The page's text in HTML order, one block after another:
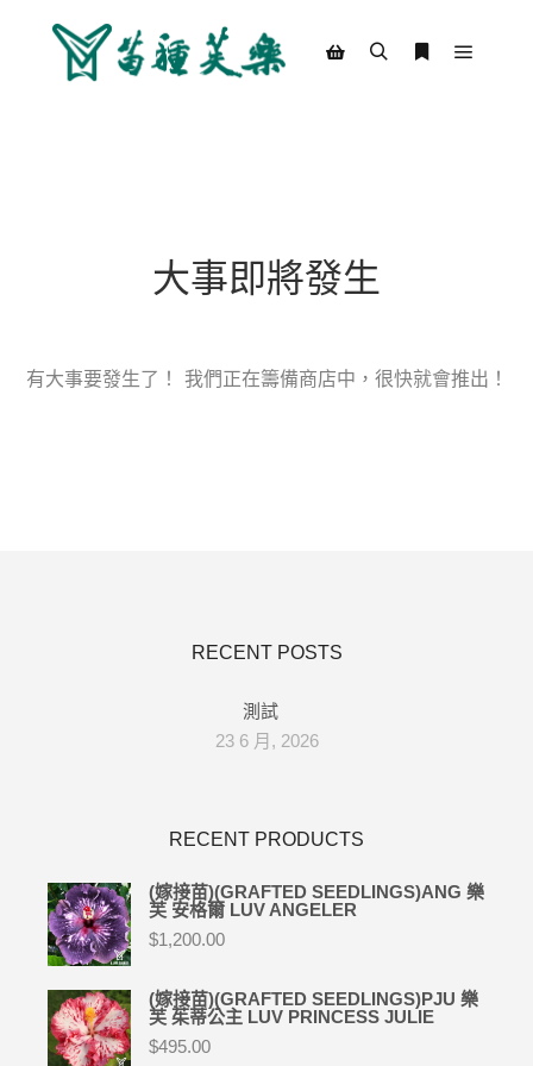
大事即將發生
有大事要發生了！ 我們正在籌備商店中，很快就會推出！
RECENT POSTS
測試
23 6 月, 2026
RECENT PRODUCTS
(嫁接苗)(GRAFTED SEEDLINGS)ANG 樂
芙 安格爾 LUV ANGELER
$1,200.00
(嫁接苗)(GRAFTED SEEDLINGS)PJU 樂
芙 茱蒂公主 LUV PRINCESS JULIE
$495.00